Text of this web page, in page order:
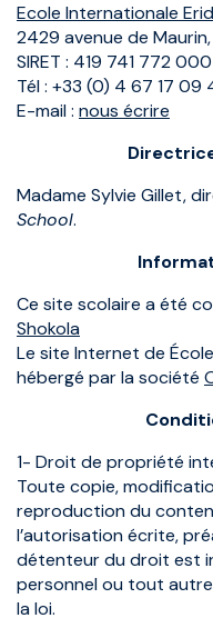
Ecole Internationale
2429 avenue de
SIRET : 419 741 772
Tél : +33 (0) 4 67 17 09
E-mail : nous écrire
Madame Sylvie Gillet,
School.
Ce site scolaire a été
Shokola
Le site Internet de
hébergé par la société
1- Droit de propriété
Toute copie,
reproduction du
l’autorisation écrite,
détenteur du droit est
personnel ou tout
la loi.